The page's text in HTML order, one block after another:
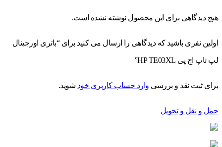
هیچ دیدگاهی برای این محصول نوشته نشده است.
اولین نفری باشید که دیدگاهی را ارسال می کنید برای “باتری اورجینال
لپ تاپ اچ پی HP TE03XL”
برای ثبت نقد و بررسی وارد حساب کاربری خود شوید.
حمل و نقل و تحویل